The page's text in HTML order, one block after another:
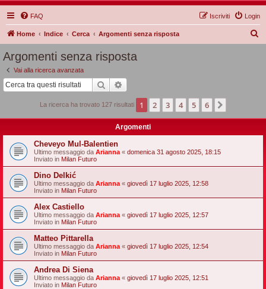
FAQ Login
Iscriviti
Home Indice Cerca Argomenti senza risposta
Argomenti senza risposta
Vai alla ricerca avanzata
Cerca
La ricerca ha trovato 127 risultati 1 2 3 4 5 6
Argomenti
Cheveyo Mul-Balentien
Ultimo messaggio da Arianna « domenica 31 agosto 2025, 18:15
Inviato in Milan Futuro
Dino Delkić
Ultimo messaggio da Arianna « giovedì 17 luglio 2025, 12:58
Inviato in Milan Futuro
Alex Castiello
Ultimo messaggio da Arianna « giovedì 17 luglio 2025, 12:57
Inviato in Milan Futuro
Matteo Pittarella
Ultimo messaggio da Arianna « giovedì 17 luglio 2025, 12:54
Inviato in Milan Futuro
Andrea Di Siena
Ultimo messaggio da Arianna « giovedì 17 luglio 2025, 12:51
Inviato in Milan Futuro